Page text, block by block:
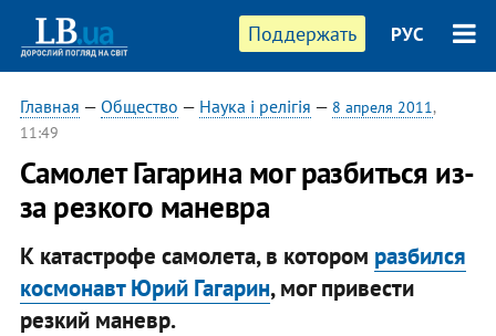
Поддержать РУС
Главная — Общество — Наука і релігія — 8 апреля 2011,
11:49
Самолет Гагарина мог разбиться из-
за резкого маневра
К катастрофе самолета, в котором разбился
космонавт Юрий Гагарин, мог привести
резкий маневр.